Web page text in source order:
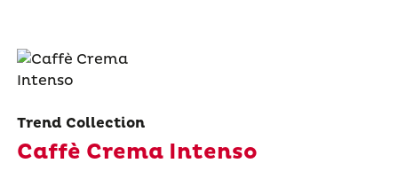
Trend Collection
Caffè Crema Intenso